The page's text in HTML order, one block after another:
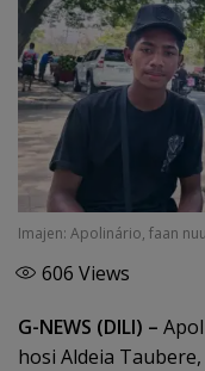
Imajen: Apolinário, faan
606 Views
G-NEWS (DILI) –
hosi Aldeia